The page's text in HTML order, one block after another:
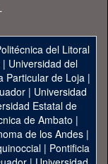
del Litoral
| Universidad del
Particular de Loja|
| Universidad
Estatal de
de Ambato |
de los Andes|
| Pontificia